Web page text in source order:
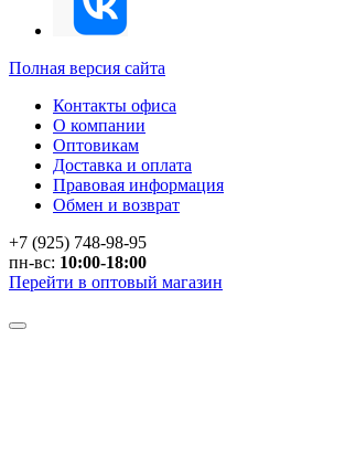
Полная версия сайта
Контакты офиса
О компании
Оптовикам
Доставка и оплата
Правовая информация
Обмен и возврат
+7 (925) 748-98-95
пн-вс: 10:00-18:00
Перейти в оптовый магазин